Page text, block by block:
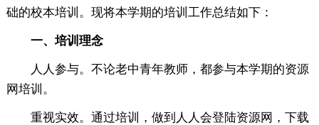
础的校本培训。现将本学期的培训工作总结如下：
一、培训理念
人人参与。不论老中青年教师，都参与本学期的资源
网培训。
重视实效。通过培训，做到人人会登陆资源网，下载